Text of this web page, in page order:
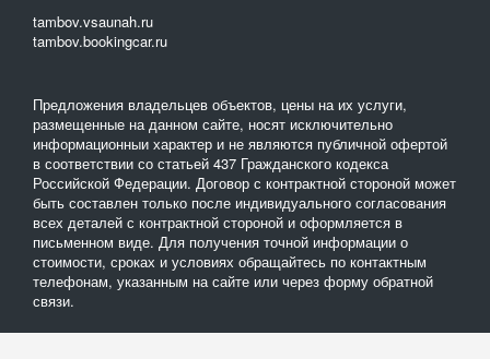
tambov.vsaunah.ru
tambov.bookingcar.ru
Предложения владельцев объектов, цены на их услуги,
размещенные на данном сайте, носят исключительно
информационныи характер и не являются публичной офертой
в соответствии со статьей 437 Гражданского кодекса
Российской Федерации. Договор с контрактной стороной может
быть составлен только после индивидуального согласования
всех деталей с контрактной стороной и оформляется в
письменном виде. Для получения точной информации о
стоимости, сроках и условиях обращайтесь по контактным
телефонам, указанным на сайте или через форму обратной
связи.